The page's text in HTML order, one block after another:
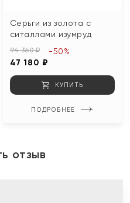
Серьги из золота с
ситаллами изумруд
94 360 ₽
47 180 ₽
-50%
КУПИТЬ
ПОДРОБНЕЕ
отзыв